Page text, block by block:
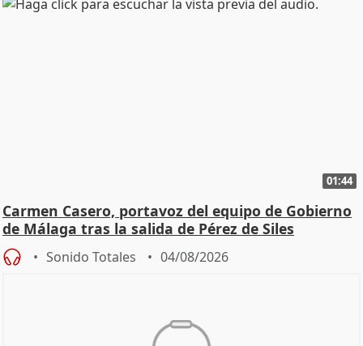
01:44
Carmen Casero, portavoz del equipo de Gobierno
de Málaga tras la salida de Pérez de Siles
Sonido Totales 04/08/2026